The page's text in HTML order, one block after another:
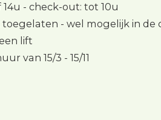
- check-out: tot 10u
toegelaten - wel mogelijk in de
lift
van 15/3 - 15/11